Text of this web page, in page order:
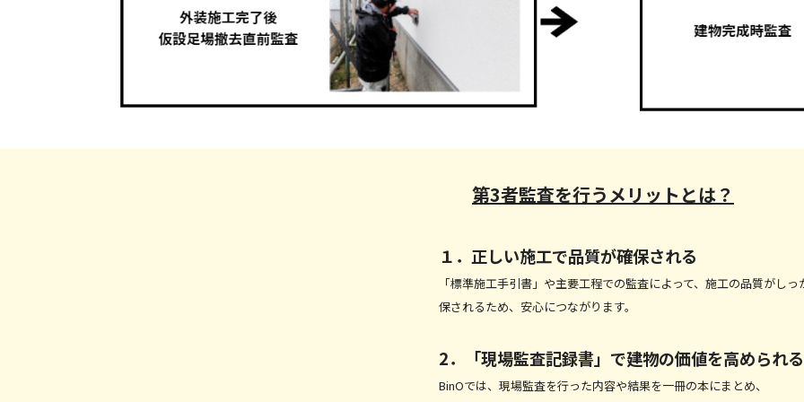
第3者監査を行うメリットとは？
１．正しい施工で品質が確保される
「標準施工手引書」や主要工程での監査によって、施工の品質がしっ
保されるため、安心につながります。
2．「現場監査記録書」で建物の価値を高められる
BinOでは、現場監査を行った内容や結果を一冊の本にまとめ、